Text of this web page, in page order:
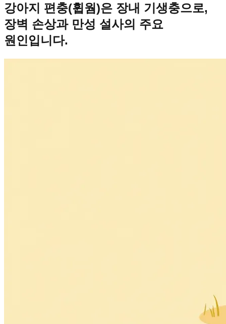
강아지 편충(휩웜)은 장내 기생충으로,
장벽 손상과 만성 설사의 주요
원인입니다.